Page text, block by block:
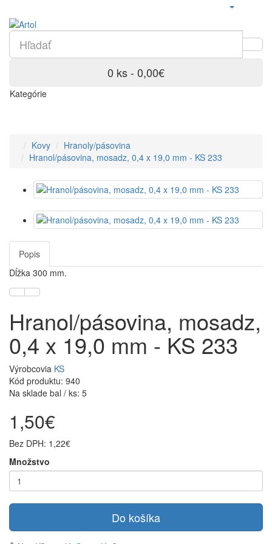
0 ks - 0,00€
Kategórie
Kovy
Hranoly/pásovina
Hranol/pásovina, mosadz, 0,4 x 19,0 mm - KS 233
Popis
Dĺžka 300 mm.
Hranol/pásovina, mosadz,
0,4 x 19,0 mm - KS 233
Výrobcovia KS
Kód produktu: 940
Na sklade bal / ks: 5
1,50€
Bez DPH: 1,22€
Množstvo
Do košíka